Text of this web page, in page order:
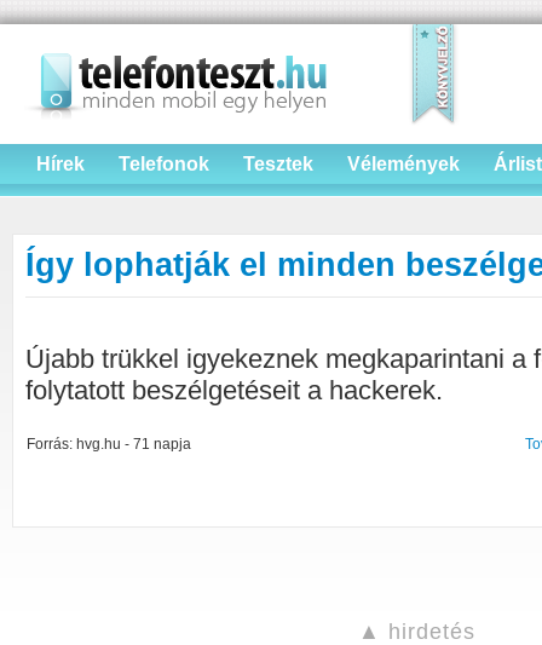
Hírek Telefonok Tesztek Vélemények
Így lophatják el minden
Újabb trükkel igyekeznek megkaparintani a
folytatott beszélgetéseit a hackerek.
Forrás: hvg.hu - 71 napja
▲ hirdetés